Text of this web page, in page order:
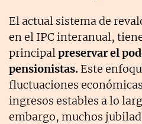
El actual sistema de
en el IPC interanual,
principalpreservar el
pensionistas. Este
fluctuaciones
ingresos estables a lo
embargo, muchos